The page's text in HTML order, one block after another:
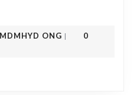
ONG |
0